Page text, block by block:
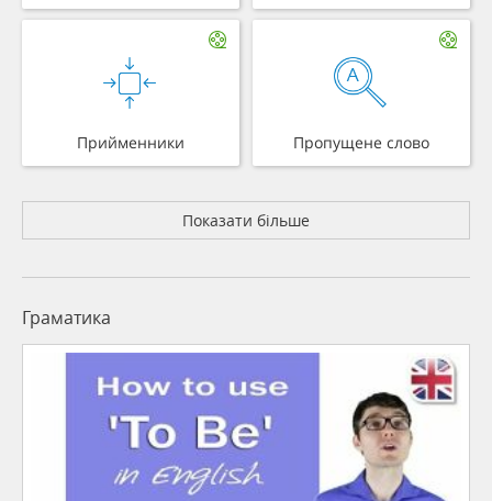
Прийменники Пропущене слово
Показати більше
Граматика